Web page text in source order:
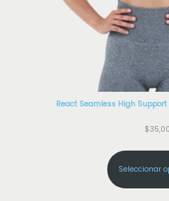
React Seamless High
$35,00
Seleccionar